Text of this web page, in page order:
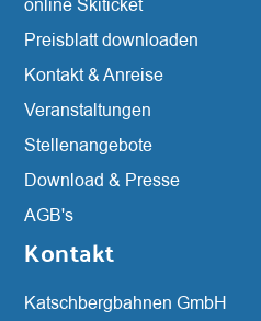
Kontakt
Katschbergbahnen GmbH
überspringen
online Skiticket
Preisblatt downloaden
Kontakt & Anreise
Veranstaltungen
Stellenangebote
Download & Presse
AGB's